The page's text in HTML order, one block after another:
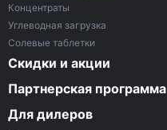
Концентраты
Углеводная загрузка
Солевые таблетки
Скидки и акции
Партнерская программа
Для дилеров